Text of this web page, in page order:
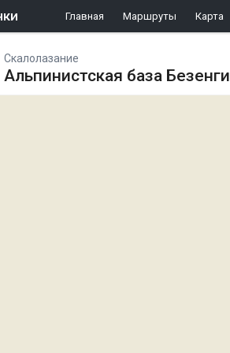
Главная Маршруты Карта
Скалолазание
Альпинистская база Безенги